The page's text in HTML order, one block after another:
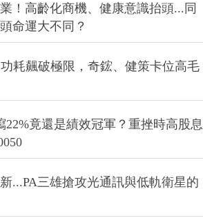
！高齡化商機、健康意識抬頭...同
命運大不同？
耗飆破極限，奇鋐、健策卡位高毛
22%竟還是績效冠軍？重挫時高股息
...PA三雄搶攻光通訊與低軌衛星的